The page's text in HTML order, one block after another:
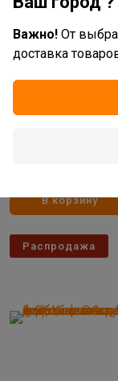
МЕТАЛВИС Для
В корзину
Распродажа
Важно! От
доставка